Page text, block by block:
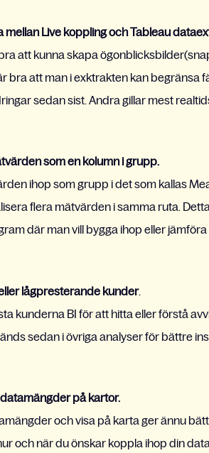
mellan Live koppling och Tableau
att kunna skapa
bra att man i exktrakten kan begränsa
sedan sist. Andra gillar mest
som en kolumn i grupp.
ihop som grupp i det som kallas
flera mätvärden i samma ruta.
där man vill bygga ihop eller
lågpresterande kunder.
kunderna BI för att hitta eller förstå
sedan i övriga analyser för bättre
på kartor.
och visa på karta ger ännu
och när du önskar koppla ihop din